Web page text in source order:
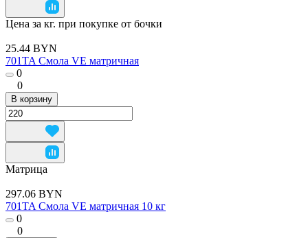
Цена за кг. при покупке от бочки
25.44 BYN
701TA Смола VE матричная
0
0
В корзину
Матрица
297.06 BYN
701TA Смола VE матричная 10 кг
0
0